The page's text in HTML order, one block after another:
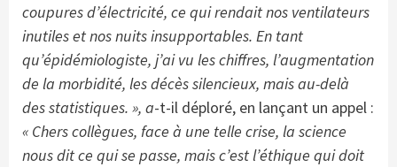
coupures d’électricité, ce qui rendait nos ventilateurs
inutiles et nos nuits insupportables. En tant
qu’épidémiologiste, j’ai vu les chiffres, l’augmentation
de la morbidité, les décès silencieux, mais au-delà
des statistiques. », a-t-il déploré, en lançant un appel :
« Chers collègues, face à une telle crise, la science
nous dit ce qui se passe, mais c’est l’éthique qui doit